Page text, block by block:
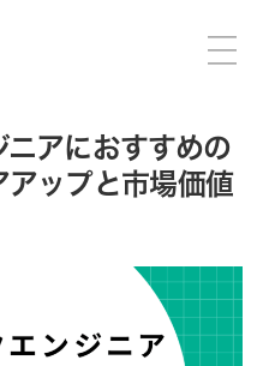
アにおすすめの
ップと市場価値